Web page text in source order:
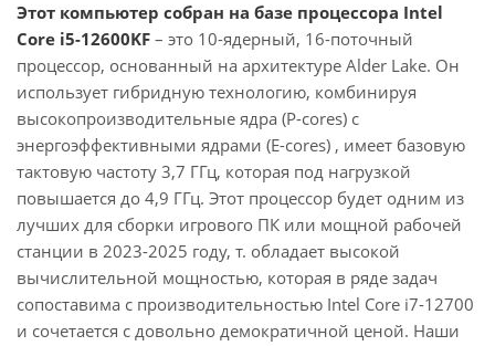
Этот компьютер собран на базе процессора Intel
Core i5-12600KF – это 10-ядерный, 16-поточный
процессор, основанный на архитектуре Alder Lake. Он
использует гибридную технологию, комбинируя
высокопроизводительные ядра (P-cores) с
энергоэффективными ядрами (E-cores) , имеет базовую
тактовую частоту 3,7 ГГц, которая под нагрузкой
повышается до 4,9 ГГц. Этот процессор будет одним из
лучших для сборки игрового ПК или мощной рабочей
станции в 2023-2025 году, т. обладает высокой
вычислительной мощностью, которая в ряде задач
сопоставима с производительностью Intel Core i7-12700
и сочетается с довольно демократичной ценой. Наши